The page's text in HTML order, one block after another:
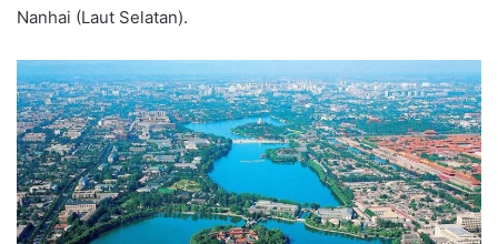
Nanhai (Laut Selatan).